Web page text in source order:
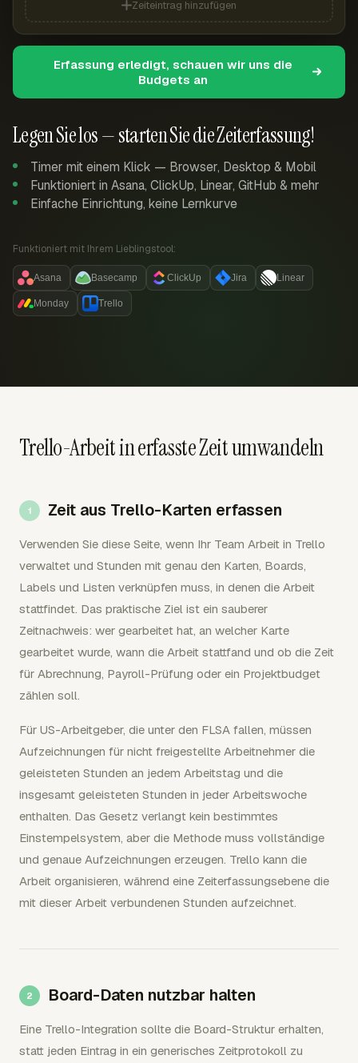
Legen Sie los — starten Sie die Zeiterfassung!
Timer mit einem Klick — Browser, Desktop & Mobil
Funktioniert in Asana, ClickUp, Linear, GitHub & mehr
Einfache Einrichtung, keine Lernkurve
Funktioniert mit Ihrem Lieblingstool:
Asana Basecamp ClickUp Jira Linear
Monday Trello
Zeiteintrag hinzufügen
Erfassung erledigt, schauen wir uns die
Budgets an
Trello-Arbeit in erfasste Zeit umwandeln
Zeit aus Trello-Karten erfassen
Verwenden Sie diese Seite, wenn Ihr Team Arbeit in Trello
verwaltet und Stunden mit genau den Karten, Boards,
Labels und Listen verknüpfen muss, in denen die Arbeit
stattfindet. Das praktische Ziel ist ein sauberer
Zeitnachweis: wer gearbeitet hat, an welcher Karte
gearbeitet wurde, wann die Arbeit stattfand und ob die Zeit
für Abrechnung, Payroll-Prüfung oder ein Projektbudget
zählen soll.
Für US-Arbeitgeber, die unter den FLSA fallen, müssen
Aufzeichnungen für nicht freigestellte Arbeitnehmer die
geleisteten Stunden an jedem Arbeitstag und die
insgesamt geleisteten Stunden in jeder Arbeitswoche
enthalten. Das Gesetz verlangt kein bestimmtes
Einstempelsystem, aber die Methode muss vollständige
und genaue Aufzeichnungen erzeugen. Trello kann die
Arbeit organisieren, während eine Zeiterfassungsebene die
mit dieser Arbeit verbundenen Stunden aufzeichnet.
Board-Daten nutzbar halten
Eine Trello-Integration sollte die Board-Struktur erhalten,
statt jeden Eintrag in ein generisches Zeitprotokoll zu